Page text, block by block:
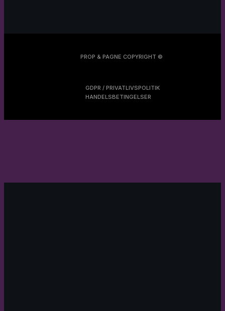
PROP & PAGNE COPYRIGHT ©
GDPR / PRIVATLIVSPOLITIK
HANDELSBETINGELSER